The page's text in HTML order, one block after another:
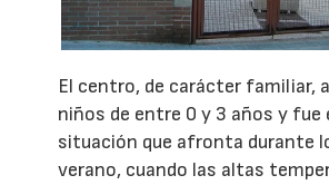
El centro, de carácter familiar,
niños de entre 0 y 3 años y fue
situación que afronta durante
verano, cuando las altas